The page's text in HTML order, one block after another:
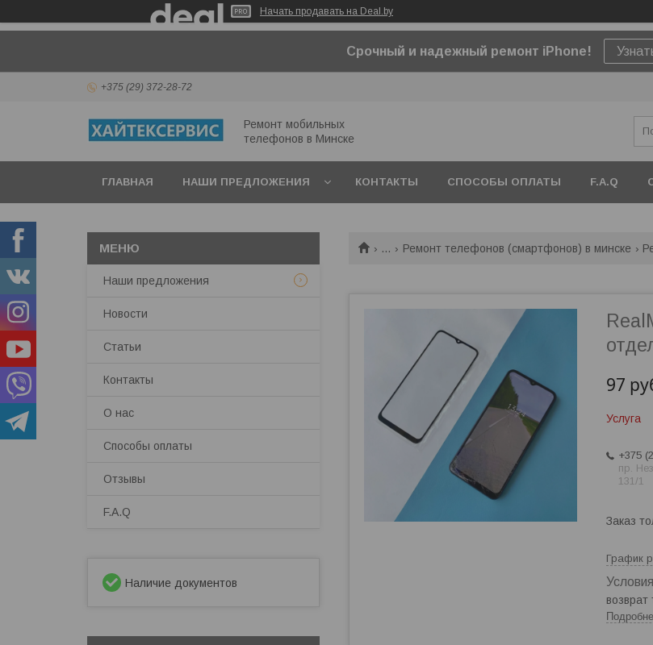
Начать продавать на Deal.by
Срочный и надежный ремонт iPhone!
+375 (29) 372-28-72
Ремонт мобильных
телефонов в Минcке
ГЛАВНАЯ НАШИ ПРЕДЛОЖЕНИЯ КОНТАКТЫ СПОСОБЫ ОПЛАТЫ F.A.Q
... Ремонт телефонов (смартфонов) в минске
97
Услуга
+375
пр.
131/1
Заказ
График
Наши предложения
Новости
Статьи
Контакты
О нас
Способы оплаты
Отзывы
F.A.Q
Наличие документов